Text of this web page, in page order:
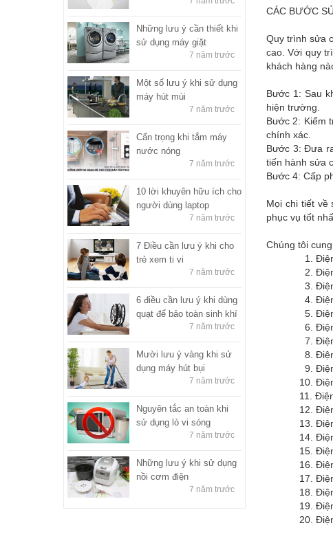
CÁC BƯỚC
Quy trình sửa
cao. Với quy
khách hàng
Bước 1: Sau
hiện trường.
Bước 2: Kiểm
chính xác.
Bước 3: Đưa
tiến hành sửa
Bước 4: Cấp
Mọi chi tiết về
phục vụ tốt
Chúng tôi
1. Điện
2. Điện
3. Điện
4. Điện
5. Điện
6. Điện
7. Điện
8. Điện
9. Điện
10. Điện
11. Điện
12. Điện
13. Điện
14. Điện
15. Điện
16. Điện
17. Điện
18. Điện
19. Điện
20. Điện
Những lưu ý cần thiết khi
sử dụng máy giặt
7 năm trước
Một số lưu ý khi sử dụng
máy hút mùi
7 năm trước
Cẩn trọng khi tắm máy
nước nóng
7 năm trước
10 lời khuyên hữu ích cho
người dùng laptop
7 năm trước
7 Điều cần lưu ý khi cho
trẻ xem ti vi
7 năm trước
6 điều cần lưu ý khi dùng
quạt để bảo toàn sinh khí
7 năm trước
Mười lưu ý vàng khi sử
dụng máy hút bụi
7 năm trước
Nguyên tắc an toàn khi
sử dụng lò vi sóng
7 năm trước
Những lưu ý khi sử dụng
nồi cơm điện
7 năm trước